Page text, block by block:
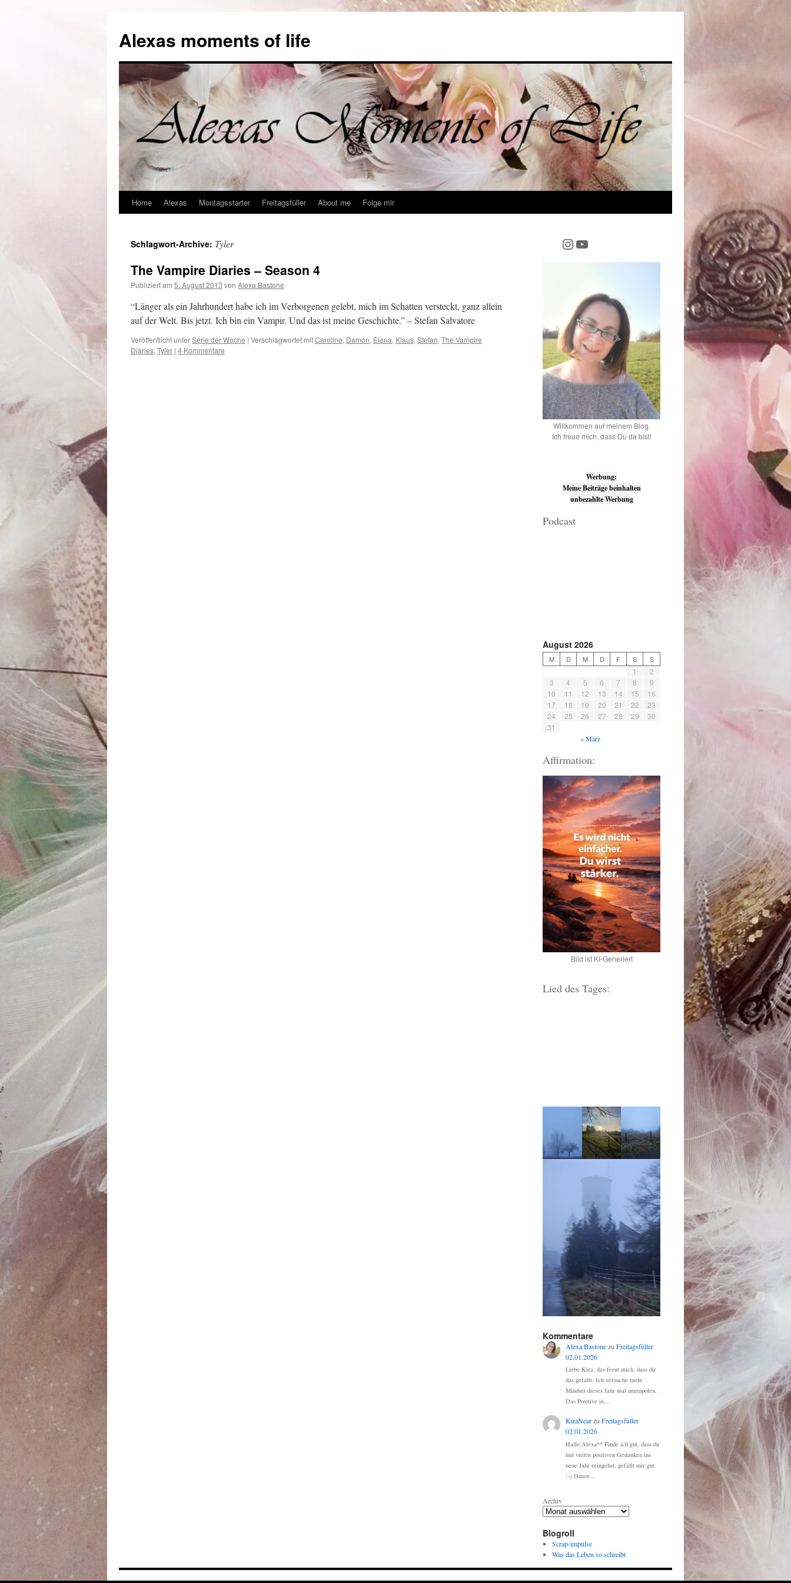
Alexas moments of life
Zum
springen
Home Alexas Montagsstarter Freitagsfüller About me Folge mir
Schlagwort-Archive: Tyler
The Vampire Diaries – Season 4
Publiziert am 5. August 2013 von Alexa Bastone
“Länger als ein Jahrhundert habe ich im Verborgenen gelebt, mich im Schatten versteckt, ganz allein
auf der Welt. Bis jetzt. Ich bin ein Vampir. Und das ist meine Geschichte.” – Stefan Salvatore
Veröffentlicht unterSerie der Woche | Verschlagwortet mitCaroline, Damon, Elena, Klaus, Stefan, The Vampire
Diaries, Tyler | 4 Kommentare
Instagram YouTube
Willkommen auf meinem Blog.
Ich freue mich, dass Du da bist!
Werbung:
Meine Beiträge beinhalten
unbezahlte Werbung
Podcast
August 2026
M D M D F S S
1
2
3
4 5 6 7 8
9
10
11 12 13 14 15
16
17
18 19 20 21 22
23
24
25 26 27 28 29
30
31
« März
Affirmation:
Bild ist KI-Generiert
Lied des Tages:
Kommentare
Alexa Bastonezu Freitagsfüller
02.01.2026
Liebe Kira, das freut mich, dass dir
das gefällt. Ich versuche mein
Mindset dieses Jahr mal umzupolen.
Das Positive in…
KiraNearzu Freitagsfüller
02.01.2026
Hallo Alexa^^ Finde ich gut, dass du
mit vielen positiven Gedanken ins
neue Jahr reingehst, gefällt mir gut
:-) Guten…
Archiv
Blogroll
Scrap-impulse
Was das Leben so schreibt